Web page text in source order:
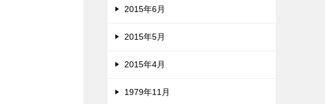
2015年6月
2015年5月
2015年4月
1979年11月